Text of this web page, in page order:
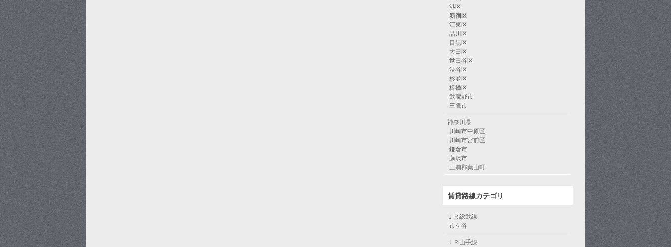
港区
新宿区
江東区
品川区
目黒区
大田区
世田谷区
渋谷区
杉並区
板橋区
武蔵野市
三鷹市
神奈川県
川崎市中原区
川崎市宮前区
鎌倉市
藤沢市
三浦郡葉山町
賃貸路線カテゴリ
ＪＲ総武線
市ケ谷
ＪＲ山手線